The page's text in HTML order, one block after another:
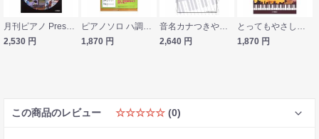
2,530 円
1,870 円
音名カナつきやさしいピアノソロ 大人のJ-POP名曲セレクション シンコーミュージック
2,640 円
1,870 円
この商品のレビュー ☆☆☆☆☆ (0)